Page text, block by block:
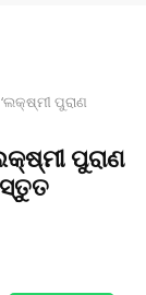
ପୁରାଣ
ପୁରାଣ